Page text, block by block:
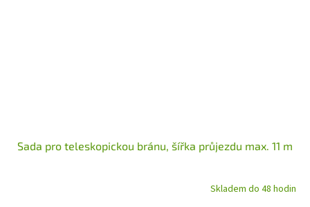
Sada pro teleskopickou bránu, šířka průjezdu max. 11 m
Skladem do 48 hodin